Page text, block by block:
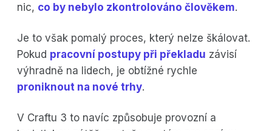
nic, co by nebylo zkontrolováno člověkem.
Je to však pomalý proces, který nelze škálovat.
Pokud pracovní postupy při překladu závisí
výhradně na lidech, je obtížné rychle
proniknout na nové trhy.
V Craftu 3 to navíc způsobuje provozní a